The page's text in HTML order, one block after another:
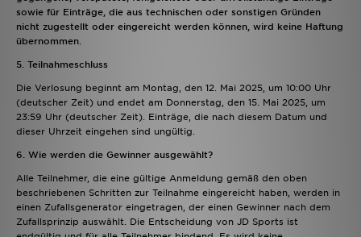
sowie für Einträge, die aus technischen oder sonstigen Gründen
nicht zugestellt oder eingereicht werden können, wird keine Haftung
übernommen.
5. Teilnahmeschluss
Die Verlosung beginnt am Montag, den 12. Mai 2025, um 10:00 Uhr
(deutscher Zeit) und endet am Donnerstag, den 15. Mai 2025, um
23:59 Uhr (deutscher Zeit). Einträge, die nach diesem Datum und
dieser Uhrzeit eingehen sind ungültig.
6. Wie werden die Gewinner ausgewählt?
Alle Teilnehmer, die eine gültige Anmeldung gemäß den oben
beschriebenen Schritten zur Teilnahme eingereicht haben, werden in
einen Zufallsgenerator eingetragen, der einen Gewinner nach dem
Zufallsprinzip auswählt. Die Entscheidung von JD Sports ist